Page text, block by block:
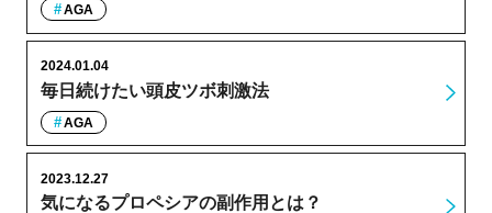
AGA
毎日続けたい頭皮ツボ刺激法
2024.01.04
AGA
気になるプロペシアの副作用とは？
2023.12.27